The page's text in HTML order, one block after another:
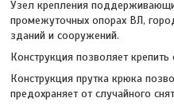
Узел крепления
промежуточных опорах ВЛ,
зданий и сооружений.
Конструкция позволяет
Конструкция прутка крюка
предохраняет от случайного